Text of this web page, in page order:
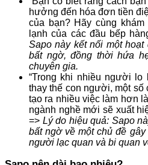
hưởng đến hóa đơn tiền
của bạn? Hãy cùng
lạnh của các đầu bếp
Sapo này kết nối một
bất ngờ, đồng thời hứa
chuyên gia.
“Trong khi nhiều người
thay thế con người, một số
tạo ra nhiều việc làm hơn
ngành nghề mới sẽ xuất
=> Lý do hiệu quả: Sapo
bất ngờ về một chủ đề
người lạc quan và bi quan